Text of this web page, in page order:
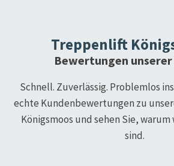
Treppenlift
Bewertungen unserer
Schnell. Zuverlässig. Problemlos
echte Kundenbewertungen zu
Königsmoos und sehen Sie, warum
sind.